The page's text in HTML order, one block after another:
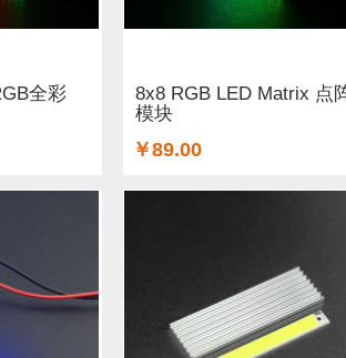
3D 打印机耗材
以太网电缆 (1)
牙 (3) 晶振 (1) 无刷电机 (1) 英伟
全彩
8x8 RGB LED Matrix 点
模块
￥89.00